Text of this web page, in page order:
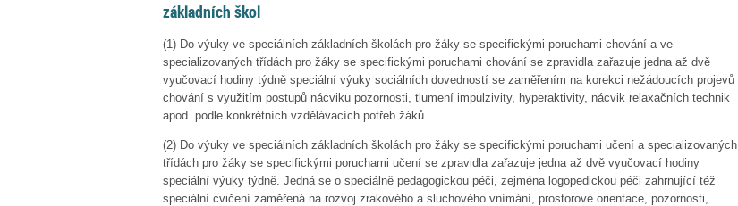
základních škol
(1) Do výuky ve speciálních základních školách pro žáky se specifickými poruchami chování a ve
specializovaných třídách pro žáky se specifickými poruchami chování se zpravidla zařazuje jedna až dvě
vyučovací hodiny týdně speciální výuky sociálních dovedností se zaměřením na korekci nežádoucích projevů
chování s využitím postupů nácviku pozornosti, tlumení impulzivity, hyperaktivity, nácvik relaxačních technik
apod. podle konkrétních vzdělávacích potřeb žáků.
(2) Do výuky ve speciálních základních školách pro žáky se specifickými poruchami učení a specializovaných
třídách pro žáky se specifickými poruchami učení se zpravidla zařazuje jedna až dvě vyučovací hodiny
speciální výuky týdně. Jedná se o speciálně pedagogickou péči, zejména logopedickou péči zahrnující též
speciální cvičení zaměřená na rozvoj zrakového a sluchového vnímání, prostorové orientace, pozornosti,